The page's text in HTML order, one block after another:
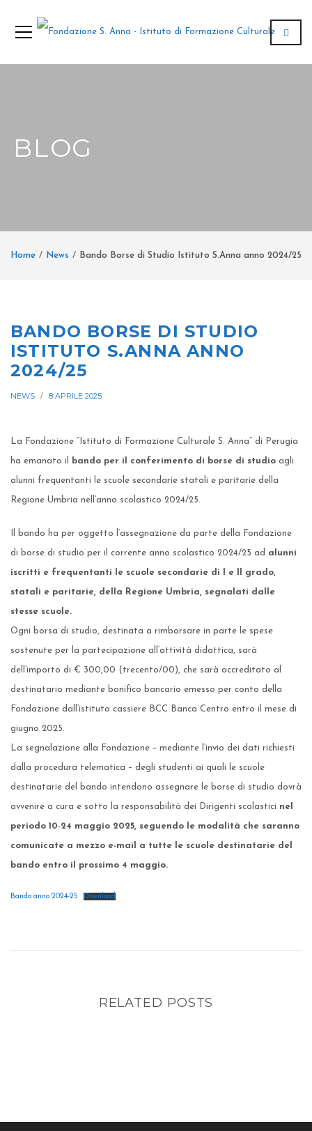
BLOG
Home News Bando Borse di Studio Istituto S.Anna anno 2024/25
BANDO BORSE DI STUDIO
ISTITUTO S.ANNA ANNO
2024/25
NEWS 8 APRILE 2025
La Fondazione “Istituto di Formazione Culturale S. Anna” di Perugia
ha emanato il bando per il conferimento di borse di studio agli
alunni frequentanti le scuole secondarie statali e paritarie della
Regione Umbria nell’anno scolastico 2024/25.
Il bando ha per oggetto l’assegnazione da parte della Fondazione
di borse di studio per il corrente anno scolastico 2024/25 ad alunni
iscritti e frequentanti le scuole secondarie di I e II grado,
statali e paritarie, della Regione Umbria, segnalati dalle
stesse scuole.
Ogni borsa di studio, destinata a rimborsare in parte le spese
sostenute per la partecipazione all’attività didattica, sarà
dell’importo di € 300,00 (trecento/00), che sarà accreditato al
destinatario mediante bonifico bancario emesso per conto della
Fondazione dall’istituto cassiere BCC Banca Centro entro il mese di
giugno 2025.
La segnalazione alla Fondazione – mediante l’invio dei dati richiesti
dalla procedura telematica – degli studenti ai quali le scuole
destinatarie del bando intendono assegnare le borse di studio dovrà
avvenire a cura e sotto la responsabilità dei Dirigenti scolastici nel
periodo 10-24 maggio 2025, seguendo le modalità che saranno
comunicate a mezzo e-mail a tutte le scuole destinatarie del
bando entro il prossimo 4 maggio.
Bando anno 2024-25 Download
RELATED POSTS